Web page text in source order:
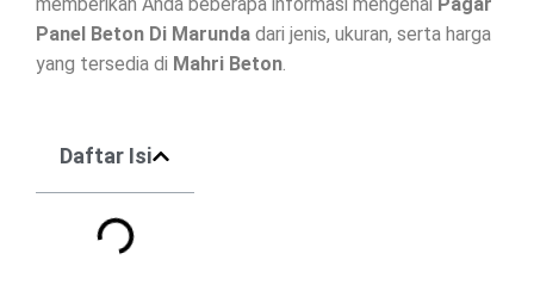
Panel Beton Di Marunda dari jenis, ukuran, serta harga
yang tersedia di Mahri Beton
Daftar Isi